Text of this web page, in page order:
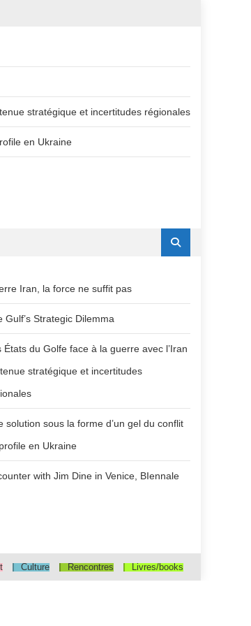
stratégique et incertitudes régionales
en Ukraine
Iran, la force ne suffit pas
Gulf’s Strategic Dilemma
États du Golfe face à la guerre avec l’Iran
stratégique et incertitudes
solution sous la forme d’un gel du conflit
en Ukraine
with Jim Dine in Venice, BIennale
Culture Rencontres Livres/books